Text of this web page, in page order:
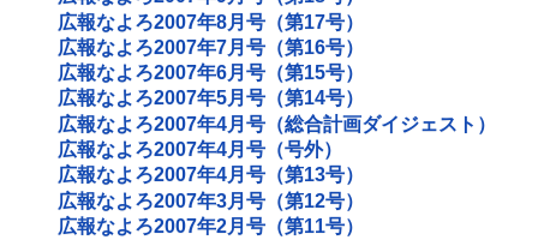
広報なよろ2007年8月号（第17号）
広報なよろ2007年7月号（第16号）
広報なよろ2007年6月号（第15号）
広報なよろ2007年5月号（第14号）
広報なよろ2007年4月号（総合計画ダイジェスト）
広報なよろ2007年4月号（号外）
広報なよろ2007年4月号（第13号）
広報なよろ2007年3月号（第12号）
広報なよろ2007年2月号（第11号）